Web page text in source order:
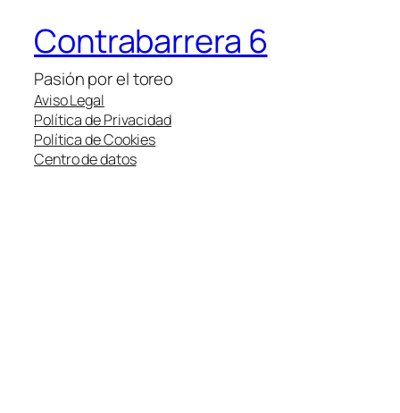
Contrabarrera 6
Pasión por el toreo
Aviso Legal
Política de Privacidad
Política de Cookies
Centro de datos